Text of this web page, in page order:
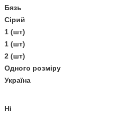
Бязь
Сірий
1 (шт)
1 (шт)
2 (шт)
Одного розміру
Україна
Ні